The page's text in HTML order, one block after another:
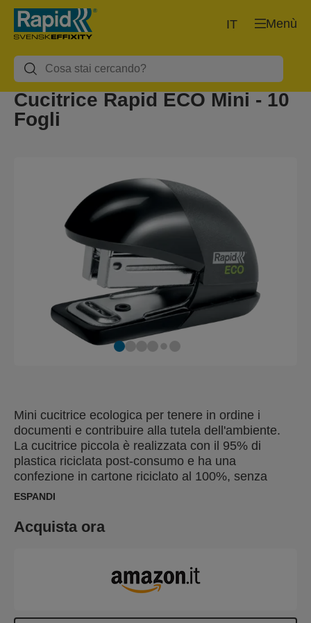
Menù
IT
Cucitrice Rapid ECO Mini - 10
Fogli
Mini cucitrice ecologica per tenere in ordine i
documenti e contribuire alla tutela dell'ambiente.
La cucitrice piccola è realizzata con il 95% di
plastica riciclata post-consumo e ha una
confezione in cartone riciclato al 100%, senza
plastica, con stampa ecologica a base di soia.
in una borsa, in un laptop o in una tasca, per una
soluzione davvero mobile. Progettata per pinzare
100% è ideale per tutte le attività di pinzatura
ESPANDI
Acquista ora